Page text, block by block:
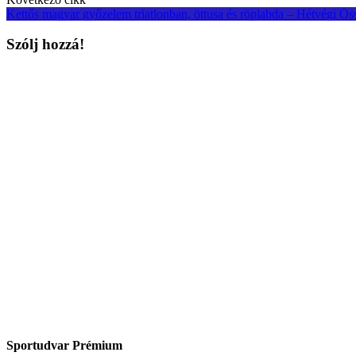
Kettős magyar győzelem triatlonban, öttusa és röplabda – Hétvégi
Szólj hozzá!
Sportudvar Prémium